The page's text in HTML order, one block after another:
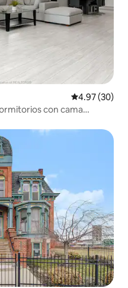
Calificación
4.97 (30)
con cama